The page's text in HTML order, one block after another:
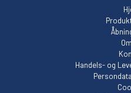
Handels- og